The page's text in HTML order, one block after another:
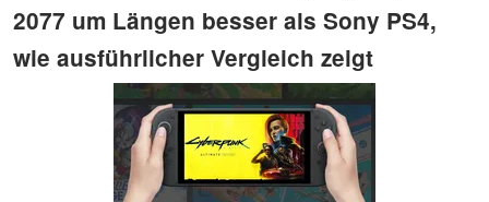
2077 um Längen besser als Sony PS4,
wie ausführlicher Vergleich zeigt